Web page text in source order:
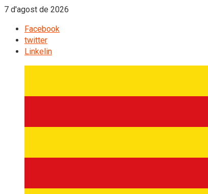
7 d'agost de 2026
Facebook
twitter
Linkelin